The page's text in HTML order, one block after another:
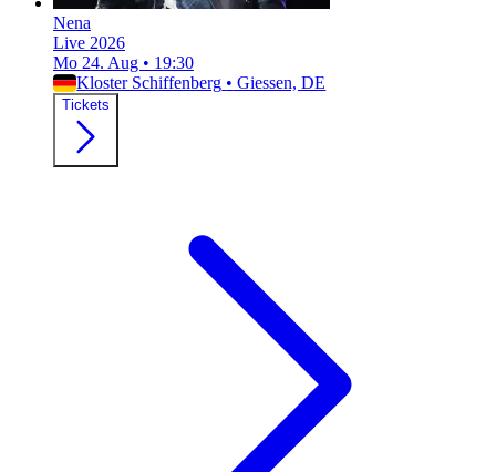
Nena
Live 2026
Mo 24. Aug • 19:30
Kloster Schiffenberg • Giessen, DE
Tickets